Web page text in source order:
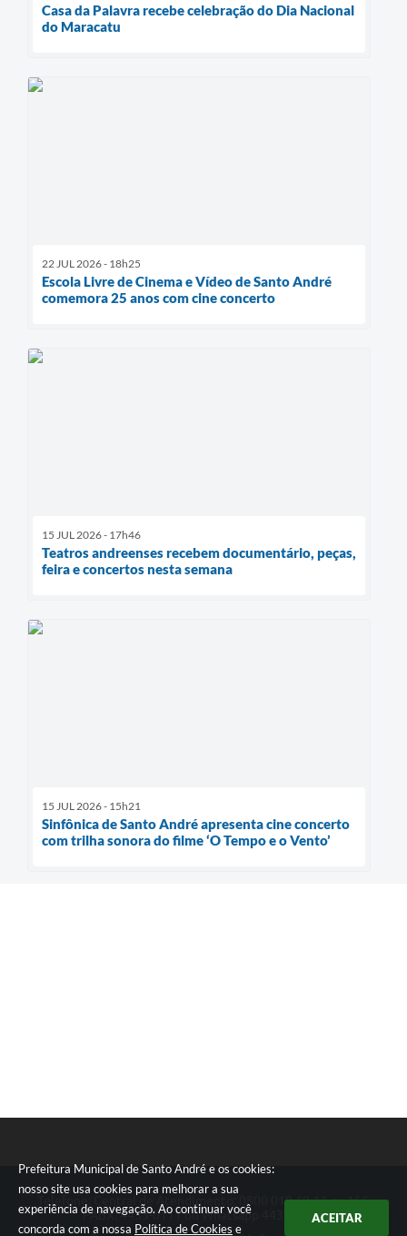
Prefeitura Municipal de Santo André e os cookies:
nosso site usa cookies para melhorar a sua
experiência de navegação. Ao continuar você
concorda com a nossa Política de Cookies e
ACEITAR
Casa da Palavra recebe celebração do Dia Nacional
do Maracatu
22 JUL 2026 - 18h25
Escola Livre de Cinema e Vídeo de Santo André
comemora 25 anos com cine concerto
15 JUL 2026 - 17h46
Teatros andreenses recebem documentário, peças,
feira e concertos nesta semana
15 JUL 2026 - 15h21
Sinfônica de Santo André apresenta cine concerto
com trilha sonora do filme ‘O Tempo e o Vento’
Telefone: Central de Atendimento: 0800 019 19 44 ou 156
PABX: 4433-0111 ou Whatsapp 4433-0123